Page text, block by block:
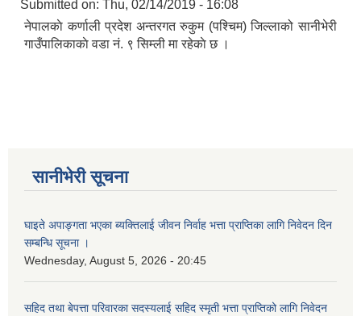
Submitted on: Thu, 02/14/2019 - 16:08
नेपालकाे कर्णाली प्रदेश अन्तरगत रुकुम (पश्चिम) जिल्लाको सानीभेरी
गाउँपालिकाकाे वडा नं. ९ सिम्ली मा रहेकाे छ ।
सानीभेरी सूचना
घाइते अपाङ्गता भएका ब्यक्तिलाई जीवन निर्वाह भत्ता प्राप्तिका लागि निवेदन दिन
सम्बन्धि सूचना ।
Wednesday, August 5, 2026 - 20:45
सहिद तथा बेपत्ता परिवारका सदस्यलाई सहिद स्मृती भत्ता प्राप्तिको लागि निवेदन